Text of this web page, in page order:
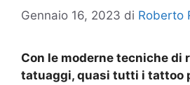
Gennaio 16, 2023 di Roberto
Con le moderne tecniche di
tatuaggi, quasi tutti i tattoo